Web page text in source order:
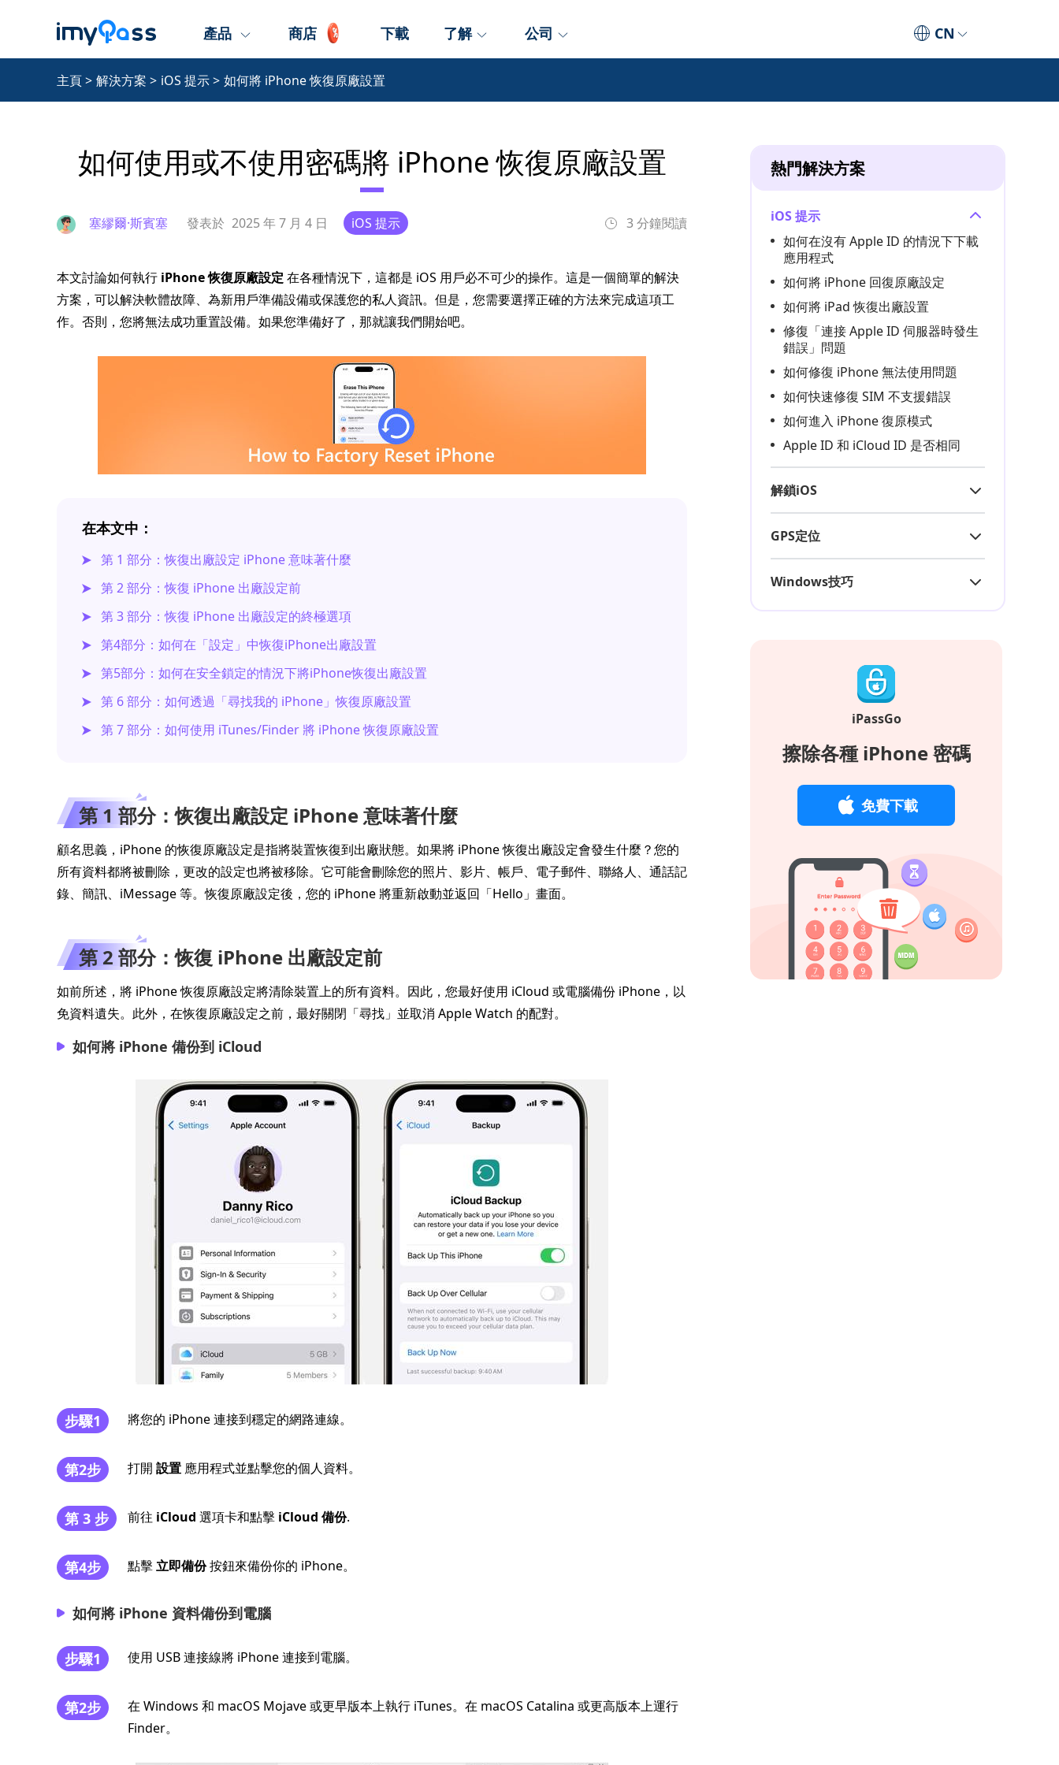
CN
產品 商店 下載 了解 公司
主頁> 解決方案 > iOS 提示> 如何將 iPhone 恢復原廠設置
如何使用或不使用密碼將 iPhone 恢復原廠設置
塞繆爾·斯賓塞 發表於 2025 年 7 月 4 日 iOS 提示 3 分鐘閱讀
本文討論如何執行 iPhone 恢復原廠設定 在各種情況下，這都是 iOS 用戶必不可少的操作。這是一個簡單的解決
方案，可以解決軟體故障、為新用戶準備設備或保護您的私人資訊。但是，您需要選擇正確的方法來完成這項工
作。否則，您將無法成功重置設備。如果您準備好了，那就讓我們開始吧。
在本文中：
第 1 部分：恢復出廠設定 iPhone 意味著什麼
第 2 部分：恢復 iPhone 出廠設定前
第 3 部分：恢復 iPhone 出廠設定的終極選項
第4部分：如何在「設定」中恢復iPhone出廠設置
第5部分：如何在安全鎖定的情況下將iPhone恢復出廠設置
第 6 部分：如何透過「尋找我的 iPhone」恢復原廠設置
第 7 部分：如何使用 iTunes/Finder 將 iPhone 恢復原廠設置
第 1 部分：恢復出廠設定 iPhone 意味著什麼
顧名思義，iPhone 的恢復原廠設定是指將裝置恢復到出廠狀態。如果將 iPhone 恢復出廠設定會發生什麼？您的
所有資料都將被刪除，更改的設定也將被移除。它可能會刪除您的照片、影片、帳戶、電子郵件、聯絡人、通話記
錄、簡訊、iMessage 等。恢復原廠設定後，您的 iPhone 將重新啟動並返回「Hello」畫面。
第 2 部分：恢復 iPhone 出廠設定前
如前所述，將 iPhone 恢復原廠設定將清除裝置上的所有資料。因此，您最好使用 iCloud 或電腦備份 iPhone，以
免資料遺失。此外，在恢復原廠設定之前，最好關閉「尋找」並取消 Apple Watch 的配對。
如何將 iPhone 備份到 iCloud
步驟1 將您的 iPhone 連接到穩定的網路連線。
第2步 打開 設置 應用程式並點擊您的個人資料。
第 3 步 前往 iCloud 選項卡和點擊 iCloud 備份.
第4步 點擊立即備份按鈕來備份你的 iPhone。
如何將 iPhone 資料備份到電腦
步驟1 使用 USB 連接線將 iPhone 連接到電腦。
第2步
在 Windows 和 macOS Mojave 或更早版本上執行 iTunes。在 macOS Catalina 或更高版本上運行
Finder。
熱門解決方案
iOS 提示
如何在沒有 Apple ID 的情況下下載
應用程式
如何將 iPhone 回復原廠設定
如何將 iPad 恢復出廠設置
修復「連接 Apple ID 伺服器時發生
錯誤」問題
如何修復 iPhone 無法使用問題
如何快速修復 SIM 不支援錯誤
如何進入 iPhone 復原模式
Apple ID 和 iCloud ID 是否相同
解鎖iOS
GPS定位
Windows技巧
iPassGo
擦除各種 iPhone 密碼
免費下載